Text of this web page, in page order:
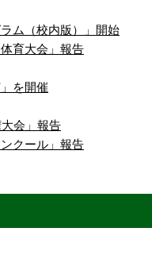
ム（校内版）」開始
育大会」報告
を開催
大会」報告
クール」報告